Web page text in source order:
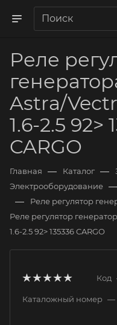
Реле
Astra/
1.6-2.5 92>
CARGO
Главная — Каталог —
Электрооборудование —
— Реле регулятор
Реле регулятор
1.6-2.5 92> 135336 CARGO
Код
Каталожный номер —